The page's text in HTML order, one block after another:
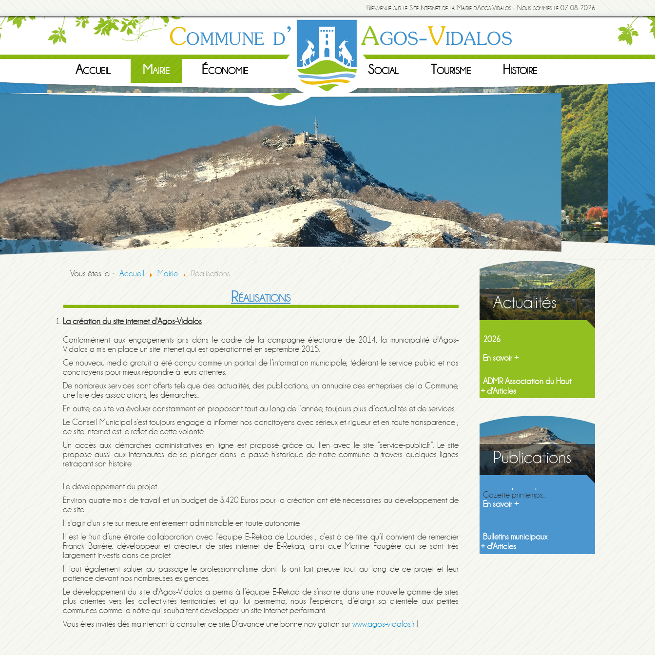
Bienvenue sur le Site Internet de la Mairie d'Agos-Vidalos - Nous sommes le 07-08-2026
Accueil Mairie Économie Social Tourisme Histoire
Vous êtes ici : Accueil Mairie Réalisations
Réalisations
La création du site internet d'Agos-Vidalos
Conformément aux engagements pris dans le cadre de la campagne électorale de 2014, la municipalitéd'Agos-
Vidalos a mis en place un site intenet qui est opérationnel en septembre 2015.
Cenouveau media gratuit a été conçu comme un portail de l’information municipale, fédérant le service public et nos
concitoyens pour mieux répondre à leurs attentes.
De nombreux services sont offerts tels que des actualités, des publications, un annuaire des entreprises de la Commune,
une liste des associations, les démarches...
En outre, ce site va évoluer constamment en proposant tout au long de l’année, toujours plus d’actualités et de services.
Le Conseil Municipal s’est toujours engagé à informer nos concitoyens avec sérieux et rigueur et en toute transparence ;
ce site Internet est le reflet de cette volonté.
Un accès aux démarches administratives en ligne est proposé grâce au lien avec le site “service-public.fr”. Le site
propose aussi aux internautes de se plonger dans le passé historique de notre commune à travers quelques lignes
retraçant son histoire.
Le développement du projet
Environ quatre mois de travail et un budget de 3.420 Euros pour la création ont été nécessaires au développement de
ce site.
Il s'agit d'un site sur mesure entièrement administrable en toute autonomie.
Il est le fruit d’une étroite collaboration avec l’équipe E-Rekaa de Lourdes ; c’est à ce titre qu’il convient de remercier
Franck Barrère, développeur et créateur de sites internet de E-Rekaa, ainsi que Martine Faugère qui se sont très
largement investis dans ce projet.
Il faut également saluer au passage le professionnalisme dont ils ont fait preuve tout au long de ce projet et leur
patience devant nos nombreuses exigences.
Le développement du site d'Agos-Vidalos a permis à l’équipe E-Rekaa de s’inscrire dans une nouvelle gamme de sites
plus orientés vers les collectivités territoriales et qui lui permettra, nous l'espérons, d’élargir sa clientèle aux petites
communes comme la nôtre qui souhaitent développer un site internet performant.
Vous êtes invités dès maintenant à consulter ce site. D’avance une bonne navigation sur www.agos-vidalos.fr !
Maison de la famille itinerante
2026
ADMR Association du Haut
Lavedan NF Services
En savoir +
+ d'Articles
Gazette printemps 2026
Gazette printemps...
En savoir +
Bulletins municipaux
+ d'Articles